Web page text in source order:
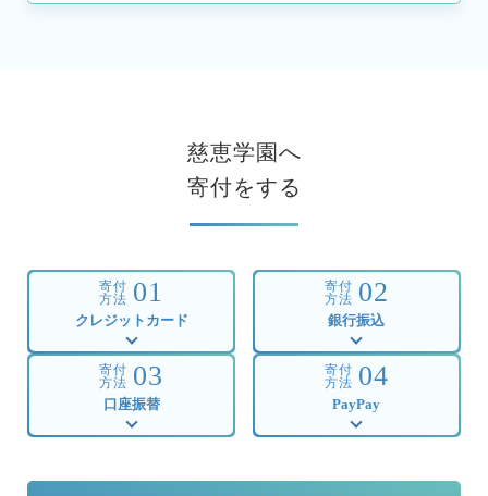
慈恵学園へ
寄付をする
寄付
方法 01
クレジットカード
寄付
方法 02
銀行振込
寄付
方法 03
口座振替
寄付
方法 04
PayPay